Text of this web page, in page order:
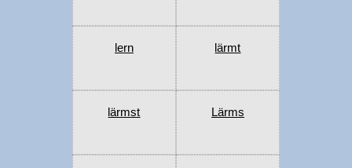
lern lärmt
lärmst Lärms